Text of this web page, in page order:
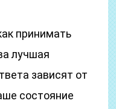
принимать
лучшая
зависят от
состояние